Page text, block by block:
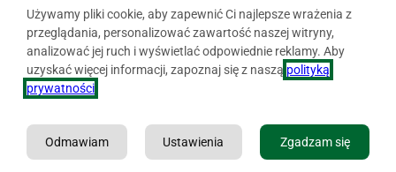
Copyright © 2026 Agencja Promocji Rolnictwa i Agrobiznesu APRA
Używamy pliki cookie, aby zapewnić Ci najlepsze wrażenia z
przeglądania, personalizować zawartość naszej witryny,
analizować jej ruch i wyświetlać odpowiednie reklamy. Aby
uzyskać więcej informacji, zapoznaj się z naszą polityką
prywatności
Zgadzam się
Ustawienia
Odmawiam